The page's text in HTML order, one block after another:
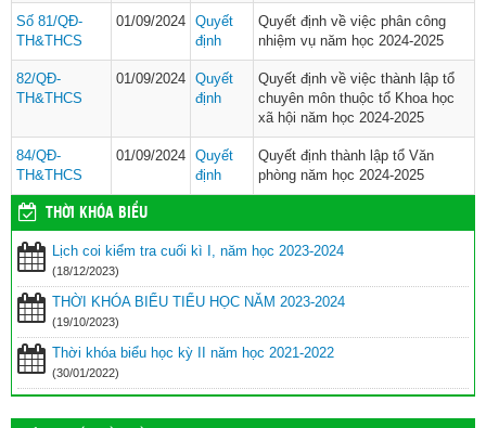
Số 81/QĐ-
TH&THCS
01/09/2024 Quyết
định
Quyết định về việc phân công
nhiệm vụ năm học 2024-2025
82/QĐ-
TH&THCS
01/09/2024 Quyết
định
Quyết định về việc thành lập tổ
chuyên môn thuộc tổ Khoa học
xã hội năm học 2024-2025
84/QĐ-
TH&THCS
01/09/2024 Quyết
định
Quyết định thành lập tổ Văn
phòng năm học 2024-2025
THỜI KHÓA BIỂU
Lịch coi kiểm tra cuối kì I, năm học 2023-2024
(18/12/2023)
THỜI KHÓA BIỂU TIỂU HỌC NĂM 2023-2024
(19/10/2023)
Thời khóa biểu học kỳ II năm học 2021-2022
(30/01/2022)